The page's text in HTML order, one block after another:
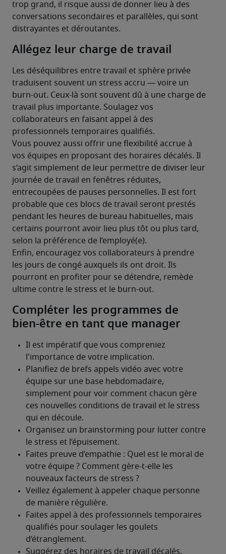
trop grand, il risque aussi de donner lieu à des
conversations secondaires et parallèles, qui sont
distrayantes et déroutantes.
Allégez leur charge de travail
Les déséquilibres entre travail et sphère privée
traduisent souvent un stress accru — voire un
burn-out. Ceux-là sont souvent dû à une charge de
travail plus importante. Soulagez vos
collaborateurs en faisant appel à des
professionnels temporaires qualifiés.
Vous pouvez aussi offrir une flexibilité accrue à
vos équipes en proposant des horaires décalés. Il
s’agit simplement de leur permettre de diviser leur
journée de travail en fenêtres réduites,
entrecoupées de pauses personnelles. Il est fort
probable que ces blocs de travail seront prestés
pendant les heures de bureau habituelles, mais
certains pourront avoir lieu plus tôt ou plus tard,
selon la préférence de l’employé(e).
Enfin, encouragez vos collaborateurs à prendre
les jours de congé auxquels ils ont droit. Ils
pourront en profiter pour se détendre, remède
ultime contre le stress et le burn-out.
Compléter les programmes de
bien-être en tant que manager